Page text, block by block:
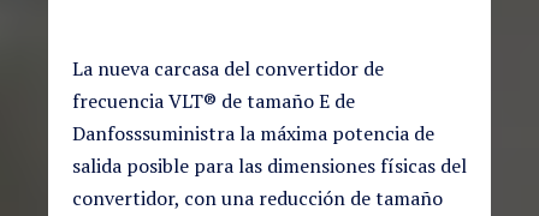
La nueva carcasa del convertidor de
frecuencia VLT® de tamaño E de
Danfosssuministra la máxima potencia de
salida posible para las dimensiones físicas del
convertidor, con una reducción de tamaño